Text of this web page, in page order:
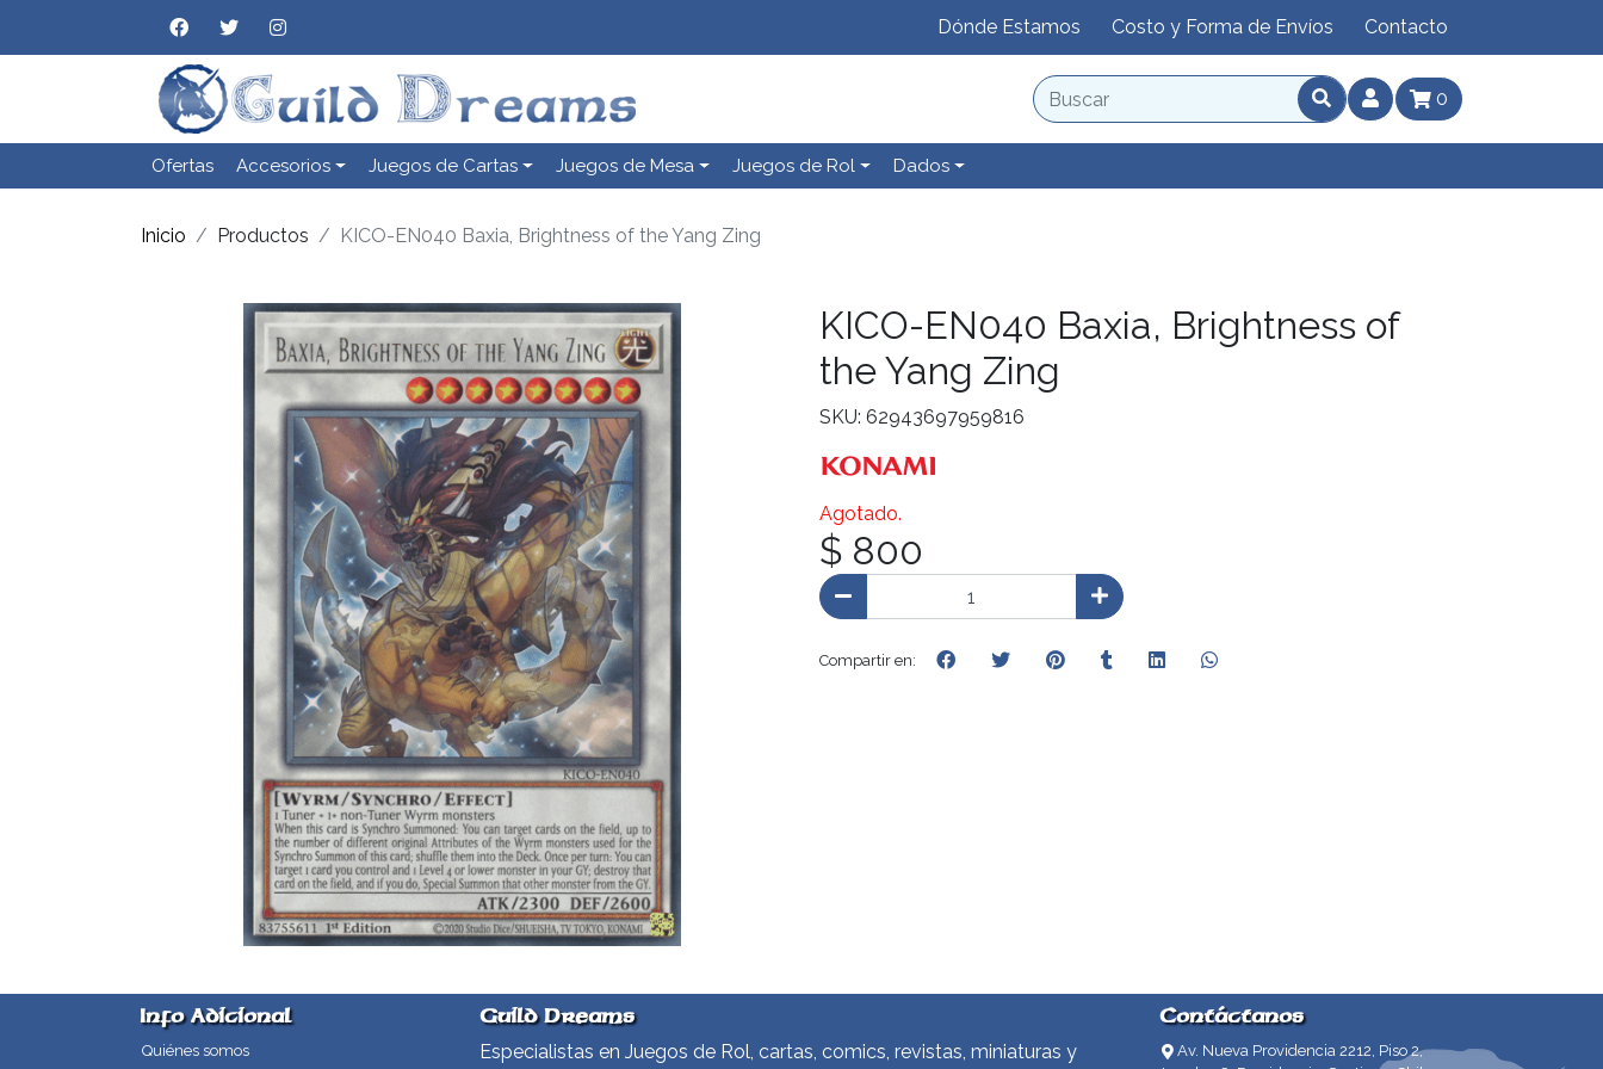
Dónde Estamos Costo y Forma de Envíos Contacto
0
Ofertas Accesorios Juegos de Cartas Juegos de Mesa Juegos de Rol Dados
Inicio Productos KICO-EN040 Baxia, Brightness of the Yang Zing
KICO-EN040 Baxia, Brightness of
the Yang Zing
SKU: 62943697959816
Agotado.
$ 800
Compartir en:
Info Adicional
Quiénes somos
Guild Dreams
Especialistas en Juegos de Rol, cartas, comics, revistas, miniaturas y
Contáctanos
Av. Nueva Providencia 2212, Piso 2,